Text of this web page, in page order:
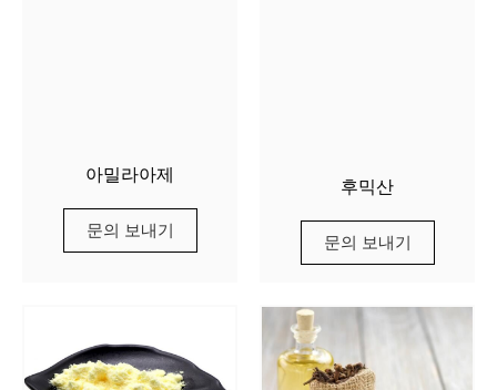
아밀라아제
문의 보내기
후믹산
문의 보내기